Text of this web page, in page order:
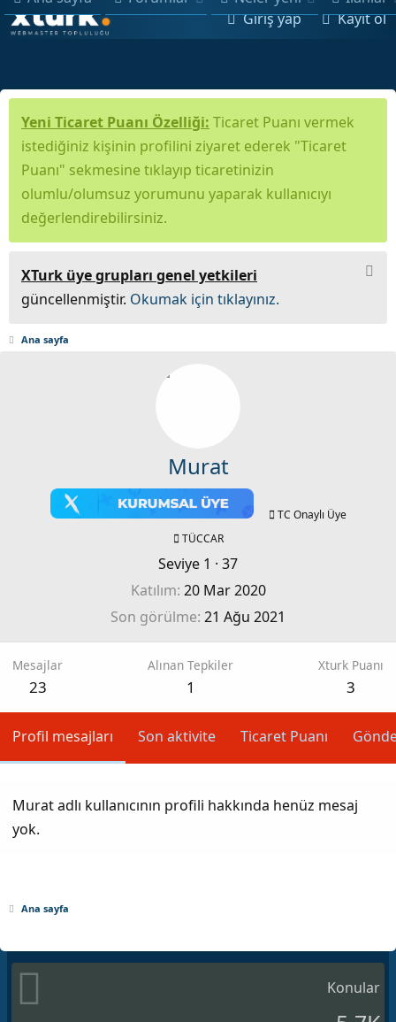
Giriş yap Kayıt ol
Yeni Ticaret Puanı Özelliği: Ticaret Puanı vermek
istediğiniz kişinin profilini ziyaret ederek "Ticaret
Puanı" sekmesine tıklayıp ticaretinizin
olumlu/olumsuz yorumunu yaparak kullanıcıyı
değerlendirebilirsiniz.
XTurk üye grupları genel yetkileri
güncellenmiştir. Okumak için tıklayınız.
Ana sayfa
Murat
TC Onaylı Üye
TÜCCAR
Seviye 1 · 37
Katılım 20 Mar 2020
Son görülme 21 Ağu 2021
Mesajlar
23
Alınan Tepkiler
1
Xturk Puanı
3
Profil mesajları Son aktivite Ticaret Puanı
Murat adlı kullanıcının profili hakkında henüz mesaj
yok.
Ana sayfa
Konular